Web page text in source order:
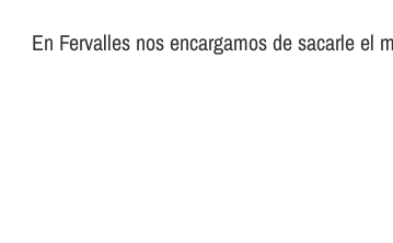
En Fervalles nos encargamos de sacarle el